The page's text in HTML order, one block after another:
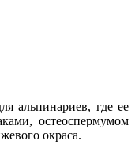
альпинариев, где ее
остеоспермумом
окраса.